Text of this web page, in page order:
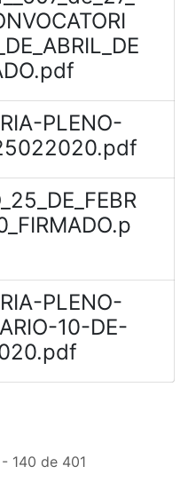
PLENO-
PLENO-
10-DE-
140 de 401